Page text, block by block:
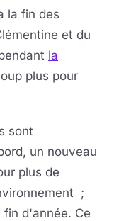
la fin des
et du
la
plus pour
sont
un nouveau
plus de
;
d'année. Ce